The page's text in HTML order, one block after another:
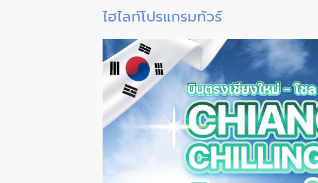
ไฮไลท์โปรแกรมทัวร์